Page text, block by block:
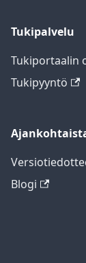
Tukipalvelu
Tukiportaalin
Tukipyyntö
Blogi